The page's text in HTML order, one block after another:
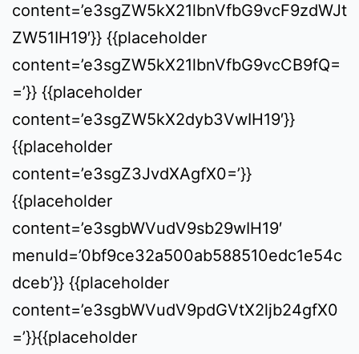
content=’e3sgZW5kX21lbnVfbG9vcF9zdWJt
ZW51IH19′}} {{placeholder
content=’e3sgZW5kX21lbnVfbG9vcCB9fQ=
=’}} {{placeholder
content=’e3sgZW5kX2dyb3VwIH19′}}
{{placeholder
content=’e3sgZ3JvdXAgfX0=’}}
{{placeholder
content=’e3sgbWVudV9sb29wIH19′
menuId=’0bf9ce32a500ab588510edc1e54c
dceb’}} {{placeholder
content=’e3sgbWVudV9pdGVtX2ljb24gfX0
=’}}{{placeholder